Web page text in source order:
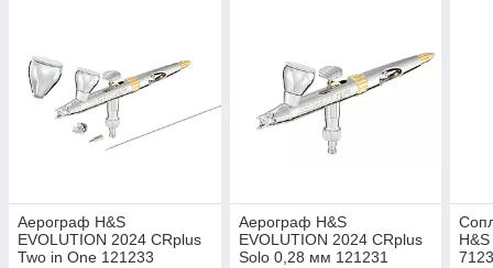
Аерограф H&S
EVOLUTION 2024 CRplus
Two in Оnе 121233
Аерограф H&S
EVOLUTION 2024 CRplus
Solo 0,28 мм 121231